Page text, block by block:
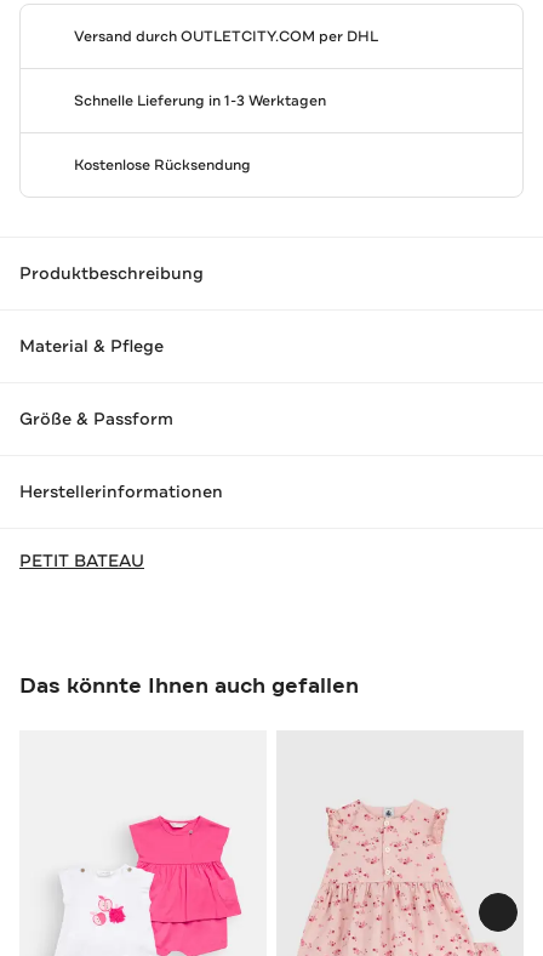
Versand durchOUTLETCITY.COM per DHL
Schnelle Lieferung in 1-3 Werktagen
Kostenlose Rücksendung
Produktbeschreibung
Material & Pflege
Größe & Passform
Herstellerinformationen
PETIT BATEAU
Das könnte Ihnen auch gefallen